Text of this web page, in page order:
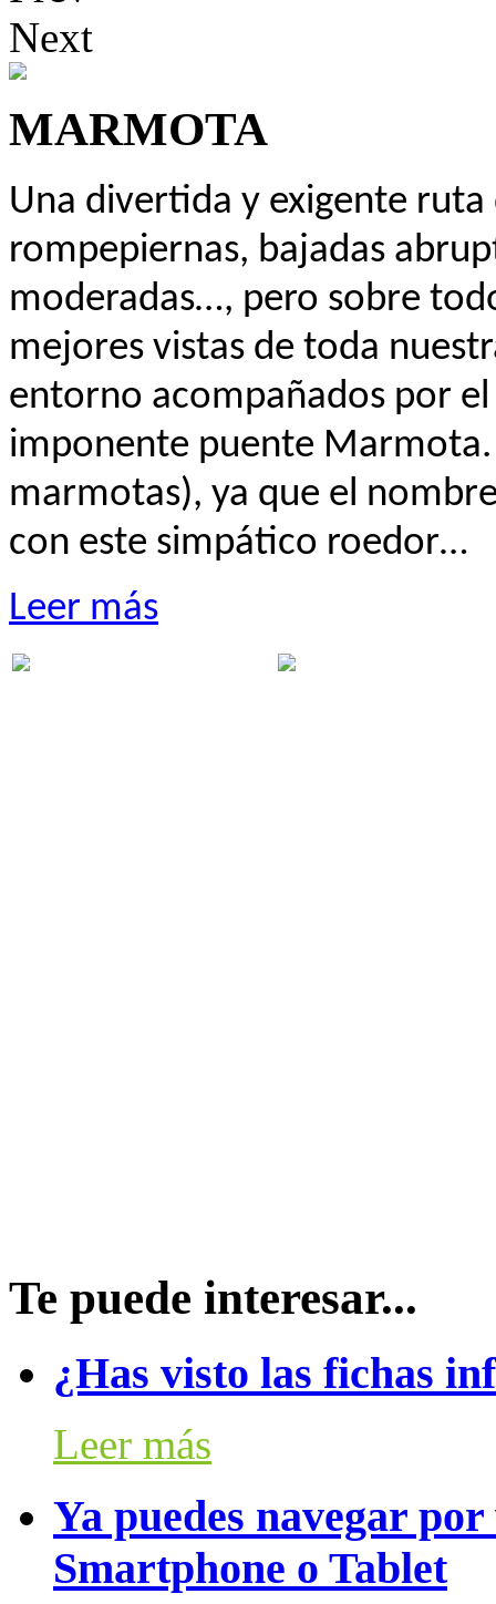
Next
MARMOTA
Una divertida y exigente
rompepiernas, bajadas
moderadas…, pero sobre
mejores vistas de toda
entorno acompañados por
imponente puente Marmota.
marmotas), ya que el
con este simpático roedor…
Leer más
Te puede interesar...
¿Has visto las fichas
Leer más
Ya puedes navegar
Smartphone o Tablet